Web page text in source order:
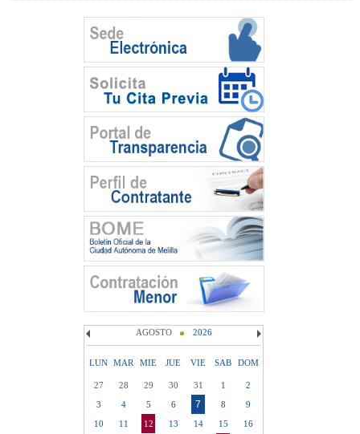
AGOSTO 2026
LUN MAR MIE JUE VIE SAB DOM
27 28 29 30 31 1
2
3
4 5 6 7 8
9
10
11 12 13 14 15
16